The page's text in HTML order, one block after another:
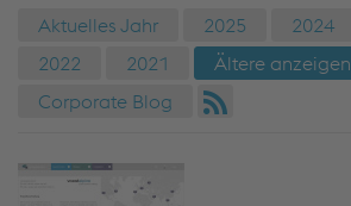
Aktuelles Jahr 2025 2024
2022
2021
Ältere anzeigen
Corporate Blog